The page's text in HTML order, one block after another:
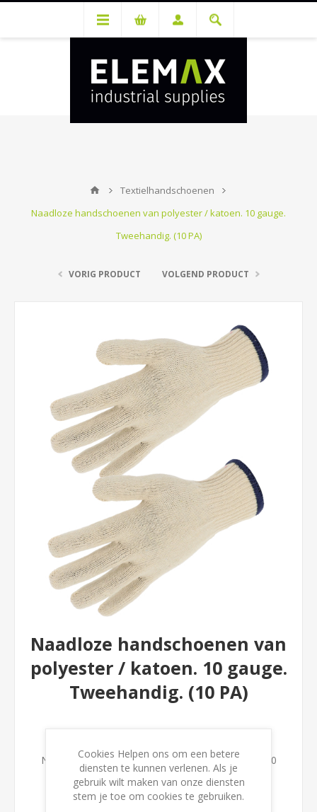
Je hebt een account nodig om prijzen te bekijken en bestellingen te
Textielhandschoenen
Naadloze handschoenen van polyester / katoen. 10 gauge.
Tweehandig. (10 PA)
VORIG PRODUCT VOLGEND PRODUCT
Naadloze handschoenen van
polyester / katoen. 10 gauge.
Tweehandig. (10 PA)
Naadloze handschoenen van polyester / katoen. 10
gauge. Tweehandig.
Cookies Helpen ons om een betere
diensten te kunnen verlenen. Als je
gebruik wilt maken van onze diensten
stem je toe om cookies te gebruiken.